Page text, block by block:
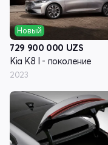
Новый
729 900 000 UZS
Kia K8 I - поколение
2023